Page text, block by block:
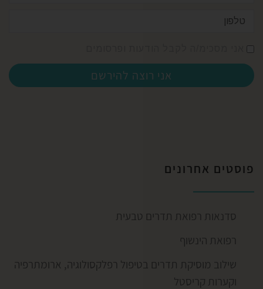
אני רוצה להירשם
פוסטים אחרונים
סדנאות רפואת תדרים טבעית
רפואת הינשוף
שילוב מוסיקת תדרים בטיפול רפלקסולוגיה, ארומתרפיה
וקערות קריסטל